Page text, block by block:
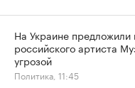
На Украине предложили
российского артиста
угрозой
Политика, 11:45